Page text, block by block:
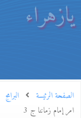
يازهراء
الصفحة الرئيسة البرامج
امر إمام زماننا ج 3